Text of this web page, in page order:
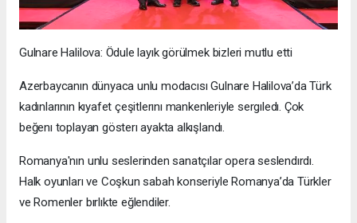
Gulnare Halilova: Ödule layık görülmek bizleri mutlu etti
Azerbaycanın dünyaca unlu modacısı Gulnare Halilova’da Türk
kadınlarının kıyafet çeşitlerını mankenleriyle sergıledı. Çok
beğenı toplayan gösterı ayakta alkışlandı.
Romanya'nın unlu seslerinden sanatçılar opera seslendırdı.
Halk oyunları ve Coşkun sabah konseriyle Romanya’da Türkler
ve Romenler bırlıkte eğlendiler.